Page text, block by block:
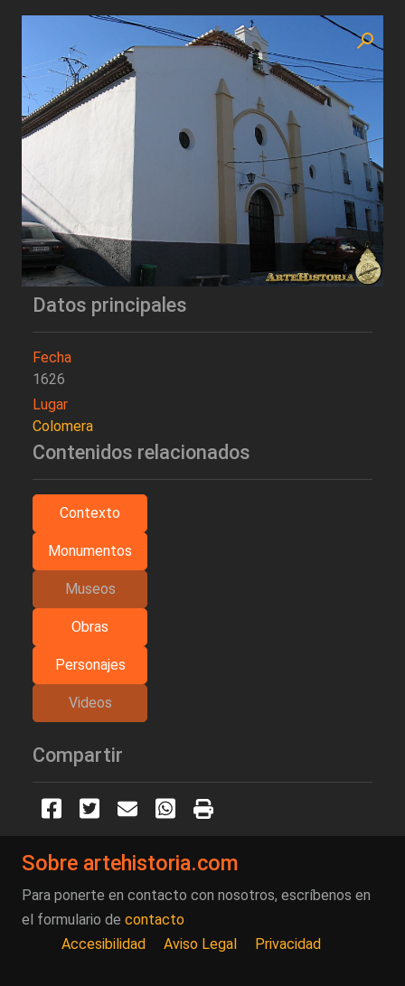
Datos principales
Fecha
1626
Lugar
Colomera
Contenidos relacionados
Contexto
Monumentos
Museos
Obras
Personajes
Videos
Compartir
Sobre artehistoria.com
Para ponerte en contacto con nosotros, escríbenos en
el formulario de contacto
Accesibilidad
Aviso Legal Privacidad